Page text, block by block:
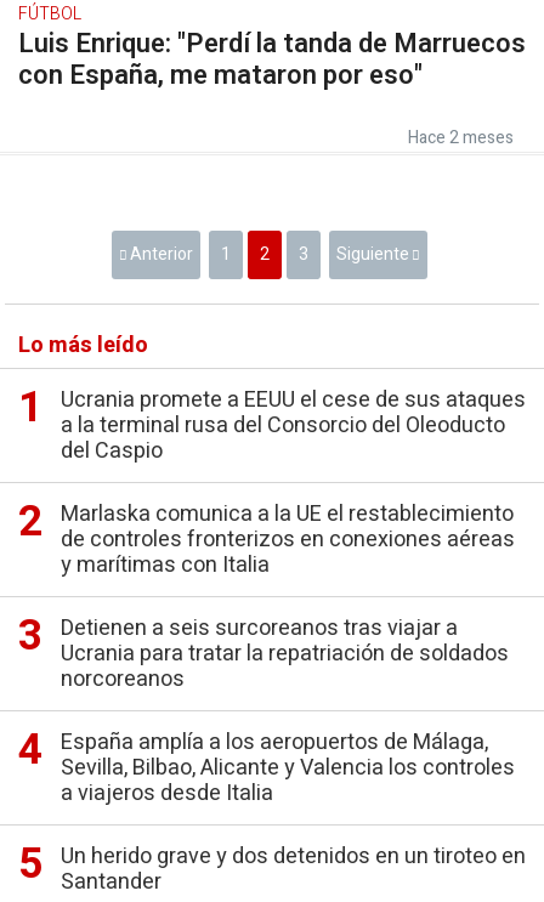
FÚTBOL
Luis Enrique: "Perdí la tanda de Marruecos
con España, me mataron por eso"
Hace 2 meses
Anterior 1 2 3 Siguiente
Lo más leído
Ucrania promete a EEUU el cese de sus ataques
a la terminal rusa del Consorcio del Oleoducto
del Caspio
Marlaska comunica a la UE el restablecimiento
de controles fronterizos en conexiones aéreas
y marítimas con Italia
Detienen a seis surcoreanos tras viajar a
Ucrania para tratar la repatriación de soldados
norcoreanos
España amplía a los aeropuertos de Málaga,
Sevilla, Bilbao, Alicante y Valencia los controles
a viajeros desde Italia
Un herido grave y dos detenidos en un tiroteo en
Santander